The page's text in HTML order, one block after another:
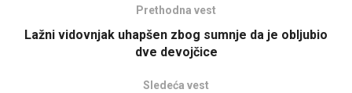
Prethodna vest
Lažni vidovnjak uhapšen zbog sumnje da je obljubio
dve devojčice
Sledeća vest